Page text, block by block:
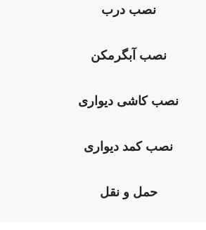
نصب درب
نصب آبگرمکن
نصب کاشی دیواری
نصب کمد دیواری
حمل و نقل